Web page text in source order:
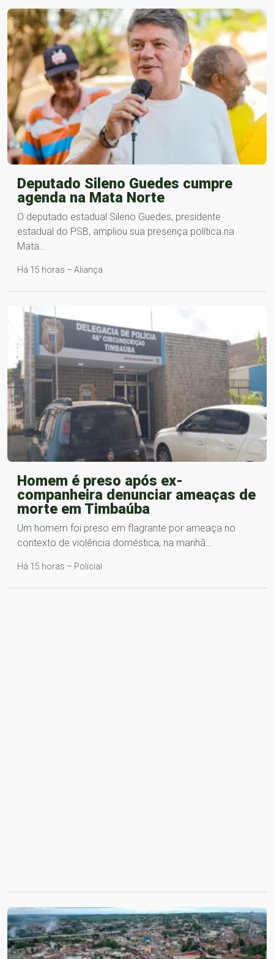
Deputado Sileno Guedes cumpre
agenda na Mata Norte
O deputado estadual Sileno Guedes, presidente
estadual do PSB, ampliou sua presença política na
Mata…
Há 15 horas – Aliança
Homem é preso após ex-
companheira denunciar ameaças de
morte em Timbaúba
Um homem foi preso em flagrante por ameaça no
contexto de violência doméstica, na manhã…
Há 15 horas – Policial